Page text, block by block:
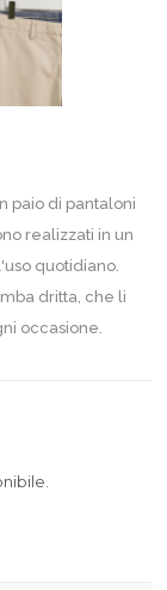
paio di pantaloni
realizzati in un
quotidiano.
dritta, che li
occasione.